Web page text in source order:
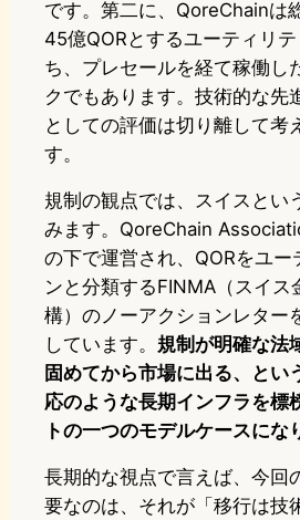
です。第二に、QoreChainは
45億QORとするユーティリ
ち、プレセールを経て稼働し
クでもあります。技術的な先
としての評価は切り離して考
す。
規制の観点では、スイスとい
みます。QoreChain
の下で運営され、QORをユー
ンと分類するFINMA（スイス
構）のノーアクションレター
しています。 規制が明確な法
固めてから市場に出る、とい
応のような長期インフラを標
トの一つのモデルケースにな
長期的な視点で言えば、今回
要なのは、それが「移行は技